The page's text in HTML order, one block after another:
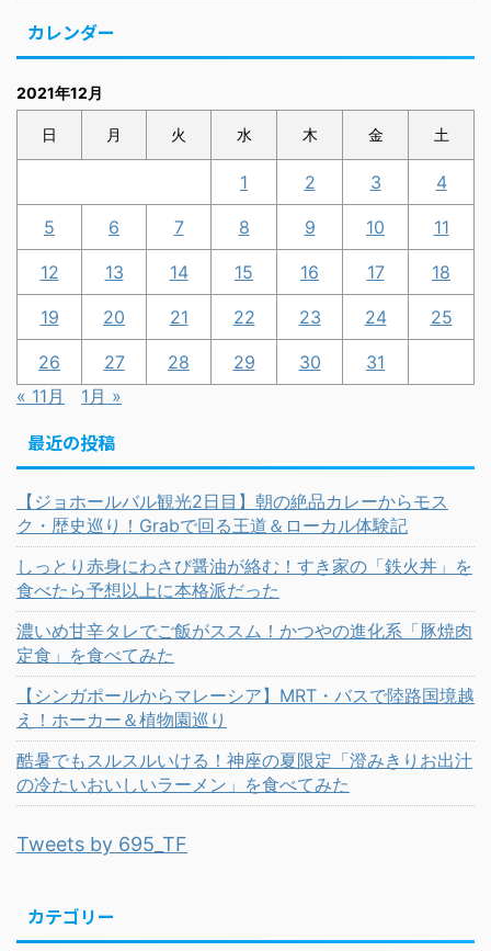
カレンダー
2021年12月
日 月 火 水 木 金 土
1 2 3 4
5 6 7 8 9 10 11
12 13 14 15 16 17 18
19 20 21 22 23 24 25
26 27 28 29 30
31
« 11月
1月 »
最近の投稿
【ジョホールバル観光2日目】朝の絶品カレーからモス
ク・歴史巡り！Grabで回る王道＆ローカル体験記
しっとり赤身にわさび醤油が絡む！すき家の「鉄火丼」を
食べたら予想以上に本格派だった
濃いめ甘辛タレでご飯がススム！かつやの進化系「豚焼肉
定食」を食べてみた
【シンガポールからマレーシア】MRT・バスで陸路国境越
え！ホーカー＆植物園巡り
酷暑でもスルスルいける！神座の夏限定「澄みきりお出汁
の冷たいおいしいラーメン」を食べてみた
Tweets by 695_TF
カテゴリー